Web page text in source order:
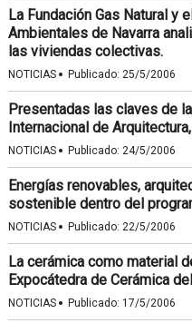
La Fundación Gas Natural y
Ambientales de Navarra
las viviendas colectivas.
NOTICIAS · Publicado: 25/5/2006
Presentadas las claves de
Internacional de
NOTICIAS · Publicado: 24/5/2006
Energías renovables,
sostenible dentro del
NOTICIAS · Publicado: 22/5/2006
La cerámica como material
Expocátedra de Cerámica
NOTICIAS · Publicado: 17/5/2006